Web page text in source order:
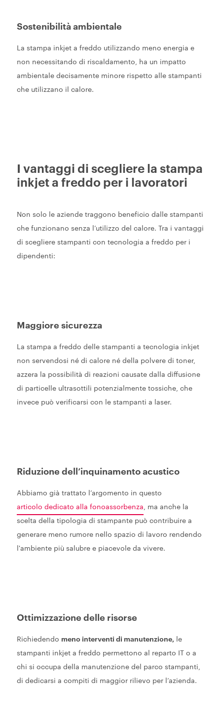
Sostenibilità ambientale
La stampa inkjet a freddo utilizzando meno energia e
non necessitando di riscaldamento, ha un impatto
ambientale decisamente minore rispetto alle stampanti
che utilizzano il calore.
I vantaggi di scegliere la stampa
inkjet a freddo per i lavoratori
Non solo le aziende traggono beneficio dalle stampanti
che funzionano senza l’utilizzo del calore. Tra i vantaggi
di scegliere stampanti con tecnologia a freddo per i
dipendenti:
Maggiore sicurezza
La stampa a freddo delle stampanti a tecnologia inkjet
non servendosi né di calore né della polvere di toner,
azzera la possibilità di reazioni causate dalla diffusione
di particelle ultrasottili potenzialmente tossiche, che
invece può verificarsi con le stampanti a laser.
Riduzione dell’inquinamento acustico
Abbiamo già trattato l’argomento in questo
articolo dedicato alla fonoassorbenza , ma anche la
scelta della tipologia di stampante può contribuire a
generare meno rumore nello spazio di lavoro rendendo
l'ambiente più salubre e piacevole da vivere.
Ottimizzazione delle risorse
Richiedendo meno interventi di manutenzione,le
stampanti inkjet a freddo permettono al reparto IT o a
chi si occupa della manutenzione del parco stampanti,
di dedicarsi a compiti di maggior rilievo per l’azienda.